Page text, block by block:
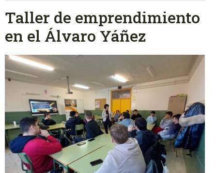
Taller de emprendimiento
en el Álvaro Yáñez